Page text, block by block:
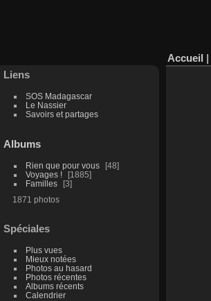
Liens
SOS Madagascar
Le Nassier
Savoirs et partages
Albums
Rien que pour vous
48
Voyages !
1885
Familles
3
1871 photos
Spéciales
Plus vues
Mieux notées
Photos au hasard
Photos récentes
Albums récents
Calendrier
Accueil |